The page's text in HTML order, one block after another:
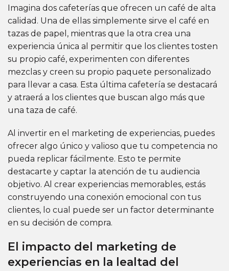
Imagina dos cafeterías que ofrecen un café de alta
calidad. Una de ellas simplemente sirve el café en
tazas de papel, mientras que la otra crea una
experiencia única al permitir que los clientes tosten
su propio café, experimenten con diferentes
mezclas y creen su propio paquete personalizado
para llevar a casa. Esta última cafetería se destacará
y atraerá a los clientes que buscan algo más que
una taza de café.
Al invertir en el marketing de experiencias, puedes
ofrecer algo único y valioso que tu competencia no
pueda replicar fácilmente. Esto te permite
destacarte y captar la atención de tu audiencia
objetivo. Al crear experiencias memorables, estás
construyendo una conexión emocional con tus
clientes, lo cual puede ser un factor determinante
en su decisión de compra.
El impacto del marketing de
experiencias en la lealtad del